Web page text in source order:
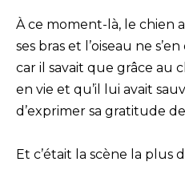
À ce moment-là, le chien
ses bras et l’oiseau ne
car il savait que grâce au
en vie et qu’il lui avait
d’exprimer sa gratitude
Et c’était la scène la plus